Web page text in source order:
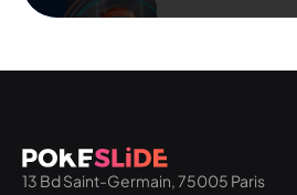
13 Bd Saint-Germain, 75005 Paris